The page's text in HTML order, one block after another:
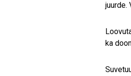
juurde.
ka